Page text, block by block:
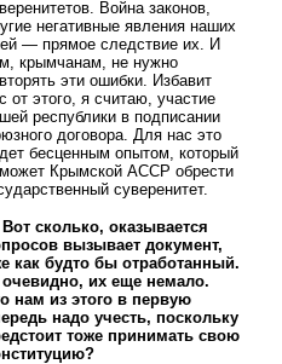
Война законов,
негативные явления наших
— прямое следствие их. И
крымчанам, не нужно
эти ошибки. Избавит
от этого, я считаю, участие
республики в подписании
договора. Для нас это
бесценным опытом, который
Крымской АССР обрести
суверенитет.
сколько, оказывается
вызывает документ,
как будто бы отработанный.
очевидно, их еще немало.
нам из этого в первую
надо учесть, поскольку
тоже принимать свою